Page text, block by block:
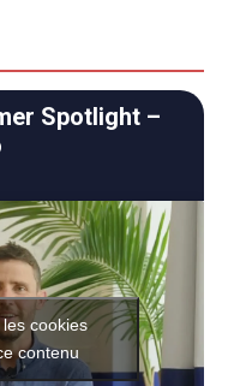
Spotlight –
cookies
contenu